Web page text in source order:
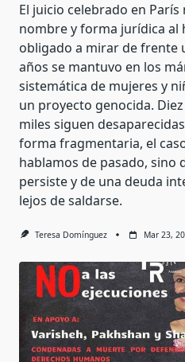
El juicio celebrado en
nombre y forma jurídica al
obligado a mirar de frente
años se mantuvo en los
sistemática de mujeres y
un proyecto genocida.
miles siguen
forma fragmentaria, el
hablamos de pasado, sino
persiste y de una deuda
lejos de saldarse.
Teresa Domínguez Mar 23,